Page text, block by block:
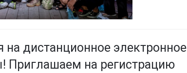
на дистанционное электронное
Приглашаем на регистрацию